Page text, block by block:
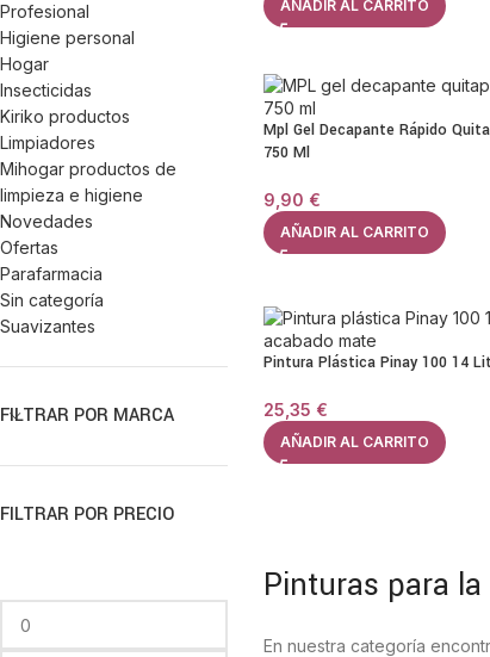
Profesional
Higiene personal
Hogar
Insecticidas
Kiriko productos
Limpiadores
Mihogar productos de
limpieza e higiene
Novedades
Ofertas
Parafarmacia
Sin categoría
Suavizantes
FILTRAR POR MARCA
FILTRAR POR PRECIO
AÑADIR AL CARRITO
Mpl Gel Decapante Rápido
750 Ml
9,90 €
AÑADIR AL CARRITO
Pintura Plástica Pinay 100 14
25,35 €
AÑADIR AL CARRITO
Pinturas para
En nuestra categoría